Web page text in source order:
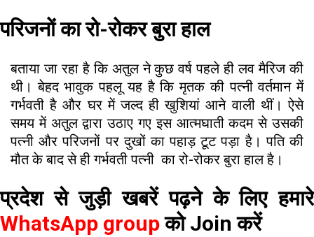
परिजनों का रो-रोकर बुरा हाल
बताया जा रहा है कि अतुल ने कुछ वर्ष पहले ही लव मैरिज की
थी। बेहद भावुक पहलू यह है कि मृतक की पत्नी वर्तमान में
गर्भवती है और घर में जल्द ही खुशियां आने वाली थीं। ऐसे
समय में अतुल द्वारा उठाए गए इस आत्मघाती कदम से उसकी
पत्नी और परिजनों पर दुखों का पहाड़ टूट पड़ा है। पति की
मौत के बाद से ही गर्भवती पत्नी का रो-रोकर बुरा हाल है।
प्रदेश से जुड़ी खबरें पढ़ने के लिए हमारे
WhatsApp groupको Join करें